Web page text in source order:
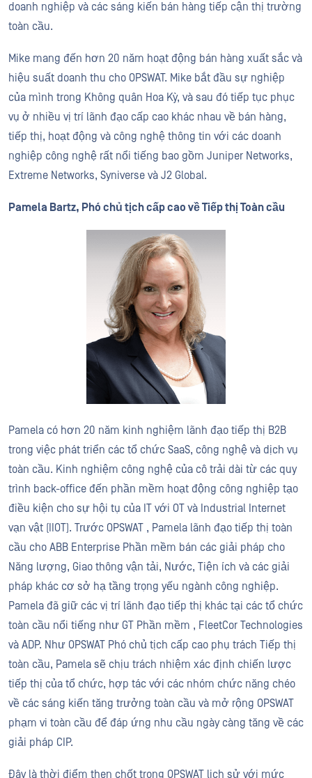
doanh nghiệp và các sáng kiến bán hàng tiếp cận thị trường
toàn cầu.
Mike mang đến hơn 20 năm hoạt động bán hàng xuất sắc và
hiệu suất doanh thu cho OPSWAT. Mike bắt đầu sự nghiệp
của mình trong Không quân Hoa Kỳ, và sau đó tiếp tục phục
vụ ở nhiều vị trí lãnh đạo cấp cao khác nhau về bán hàng,
tiếp thị, hoạt động và công nghệ thông tin với các doanh
nghiệp công nghệ rất nổi tiếng bao gồm Juniper Networks,
Extreme Networks, Syniverse và J2 Global.
Pamela Bartz, Phó chủ tịch cấp cao về Tiếp thị Toàn cầu
Pamela có hơn 20 năm kinh nghiệm lãnh đạo tiếp thị B2B
trong việc phát triển các tổ chức SaaS, công nghệ và dịch vụ
toàn cầu. Kinh nghiệm công nghệ của cô trải dài từ các quy
trình back-office đến phần mềm hoạt động công nghiệp tạo
điều kiện cho sự hội tụ của IT với OT và Industrial Internet
vạn vật (IIOT). Trước OPSWAT , Pamela lãnh đạo tiếp thị toàn
cầu cho ABB Enterprise Phần mềm bán các giải pháp cho
Năng lượng, Giao thông vận tải, Nước, Tiện ích và các giải
pháp khác cơ sở hạ tầng trọng yếu ngành công nghiệp.
Pamela đã giữ các vị trí lãnh đạo tiếp thị khác tại các tổ chức
toàn cầu nổi tiếng như GT Phần mềm , FleetCor Technologies
và ADP. Như OPSWAT Phó chủ tịch cấp cao phụ trách Tiếp thị
toàn cầu, Pamela sẽ chịu trách nhiệm xác định chiến lược
tiếp thị của tổ chức, hợp tác với các nhóm chức năng chéo
về các sáng kiến tăng trưởng toàn cầu và mở rộng OPSWAT
phạm vi toàn cầu để đáp ứng nhu cầu ngày càng tăng về các
giải pháp CIP.
Đây là thời điểm then chốt trong OPSWAT lịch sử với mức